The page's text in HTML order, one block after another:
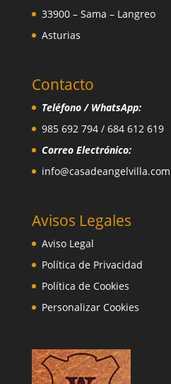
33900 – Sama – Langreo
Asturias
Contacto
Teléfono / WhatsApp:
985 692 794 / 684 612 619
Correo Electrónico:
info@casadeangelvilla.com
Avisos Legales
Aviso Legal
Política de Privacidad
Política de Cookies
Personalizar Cookies